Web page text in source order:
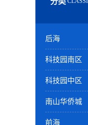
后海
科技园南区
科技园中区
南山华侨城
前海